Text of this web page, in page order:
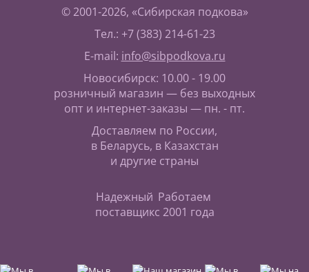
© 2001-2026, «Сибирская подкова»
Тел.: +7 (383) 214-61-23
E-mail: info@sibpodkova.ru
Новосибирск: 10.00 - 19.00
розничный магазин — без выходных
опт и интернет-заказы — пн. - пт.
Доставляем по России,
в Беларусь, в Казахстан
и другие страны
Надежный
поставщик
Работаем
с 2001 года